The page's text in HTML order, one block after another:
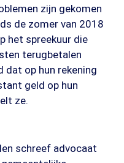
zijn gekomen
de zomer van 2018
het spreekuur die
terugbetalen
dat op hun rekening
geld op hun
ze.
schreef advocaat